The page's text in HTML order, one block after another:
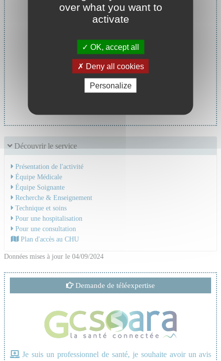
Cheffe de service :
Découvrir le service
Présentation de l'activité
Équipe Médicale
Équipe Soignante
Recherche & Enseignement
Technique et soins
Pour une hospitalisation
Pour une consultation
Plan d'accès au CHU
Données mises à jour le 04/09/2024
Demande de téléexpertise
Je suis un professionnel de santé, je souhaite avoir un avis
over what you want to
activate
OK, accept all
Deny all cookies
Personalize